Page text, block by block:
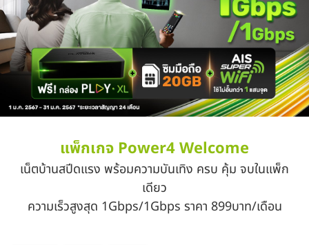
แพ็กเกจ Power4 Welcome
เน็ตบ้านสปีดแรง พร้อมความบันเทิง ครบ คุ้ม จบในแพ็ก
เดียว
ความเร็วสูงสุด 1Gbps/1Gbps ราคา 899บาท/เดือน